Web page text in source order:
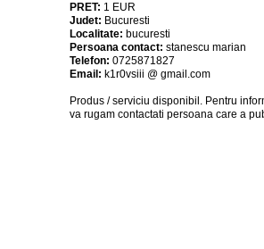
PRET: 1 EUR
Judet: Bucuresti
Localitate: bucuresti
Persoana contact: stanescu marian
Telefon: 0725871827
Email: k1r0vsiii @ gmail.com
Produs / serviciu disponibil . Pentru
va rugam contactati persoana care a